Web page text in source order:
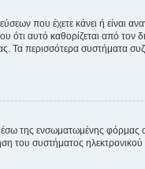
που έχετε κάνει ή είναι
αυτό καθορίζεται από
περισσότερα συστήματα
της ενσωματωμένης
του συστήματος